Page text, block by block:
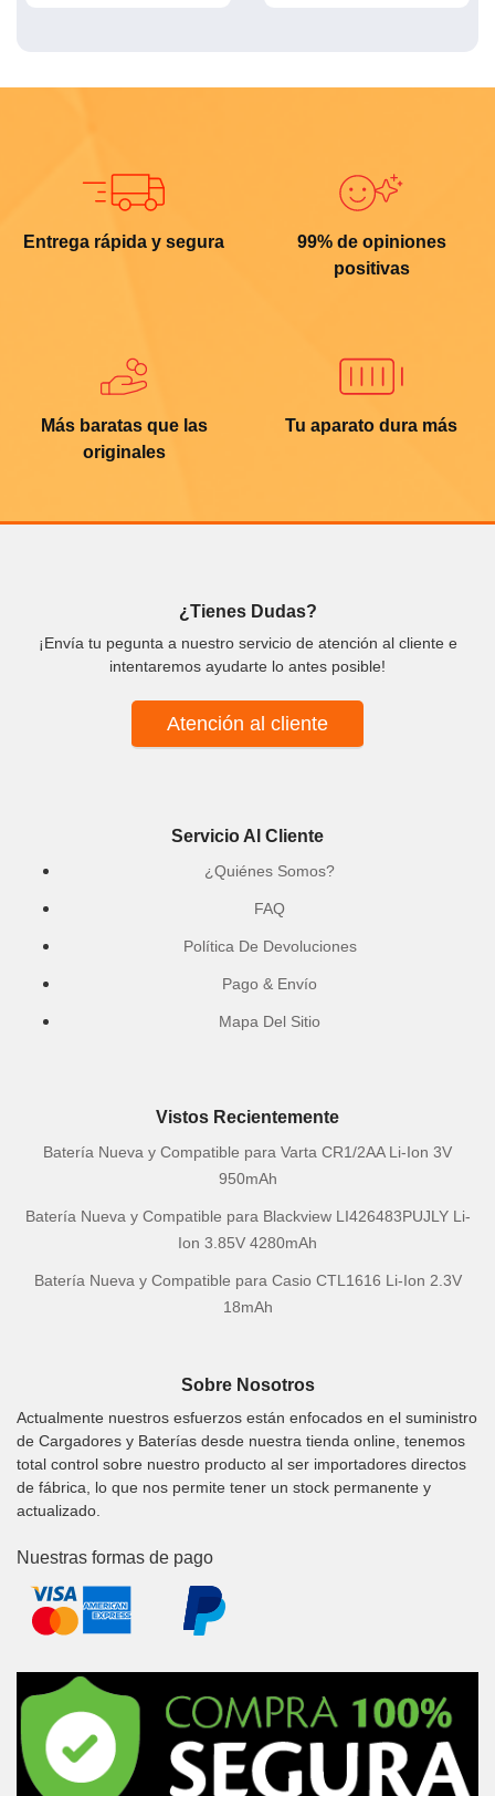
Entrega rápida y segura
99% de opiniones
positivas
Más baratas que las
originales
Tu aparato dura más
¿Tienes Dudas?
¡Envía tu pegunta a nuestro servicio de atención al cliente e
intentaremos ayudarte lo antes posible!
Atención al cliente
Servicio Al Cliente
¿Quiénes Somos?
FAQ
Política De Devoluciones
Pago & Envío
Mapa Del Sitio
Vistos Recientemente
Batería Nueva y Compatible para Varta CR1/2AA Li-Ion 3V
950mAh
Batería Nueva y Compatible para Blackview LI426483PUJLY Li-
Ion 3.85V 4280mAh
Batería Nueva y Compatible para Casio CTL1616 Li-Ion 2.3V
18mAh
Sobre Nosotros
Actualmente nuestros esfuerzos están enfocados en el suministro
de Cargadores y Baterías desde nuestra tienda online, tenemos
total control sobre nuestro producto al ser importadores directos
de fábrica, lo que nos permite tener un stock permanente y
actualizado.
Nuestras formas de pago